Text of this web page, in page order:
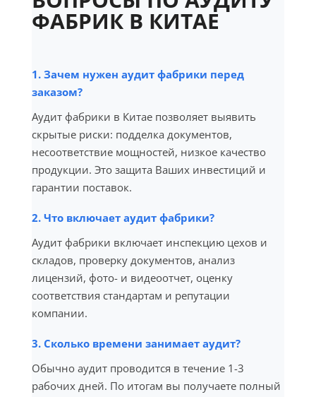
ФАБРИК В КИТАЕ
1. Зачем нужен аудит фабрики перед
заказом?
Аудит фабрики в Китае позволяет выявить
скрытые риски: подделка документов,
несоответствие мощностей, низкое качество
продукции. Это защита Ваших инвестиций и
гарантии поставок.
2. Что включает аудит фабрики?
Аудит фабрики включает инспекцию цехов и
складов, проверку документов, анализ
лицензий, фото- и видеоотчет, оценку
соответствия стандартам и репутации
компании.
3. Сколько времени занимает аудит?
Обычно аудит проводится в течение 1-3
рабочих дней. По итогам вы получаете полный